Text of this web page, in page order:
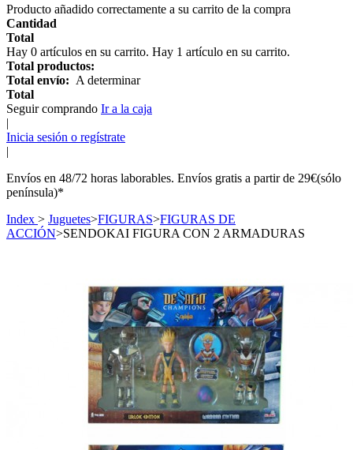
Producto añadido correctamente a su carrito de la compra
Cantidad
Total
Hay 0 artículos en su carrito. Hay 1 artículo en su carrito.
Total productos:
Total envío: A determinar
Total
Seguir comprando Ir a la caja
|
Inicia sesión o regístrate
|
Envíos en 48/72 horas laborables. Envíos gratis a partir de 29€(sólo
península)*
Index > Juguetes>FIGURAS>FIGURAS DE
ACCIÓN>SENDOKAI FIGURA CON 2 ARMADURAS